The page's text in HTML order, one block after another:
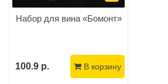
Набор для вина «Бомонт»
100.9 р. В корзину